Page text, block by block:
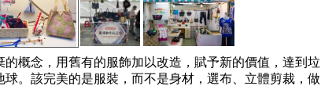
的概念，用舊有的服飾加以改造，賦予新的價值，達到垃
球。該完美的是服裝，而不是身材，選布、立體剪裁，做